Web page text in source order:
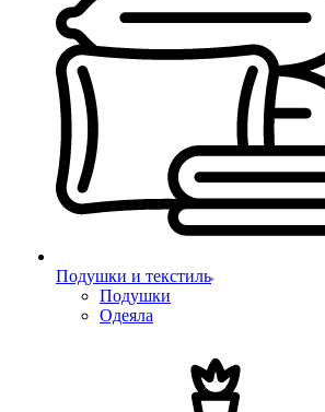
Подушки и текстиль
Подушки
Одеяла